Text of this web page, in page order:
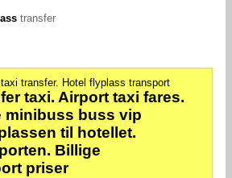
transfer
transfer. Hotel flyplass transport
taxi. Airport taxi fares.
minibuss buss vip
til hotellet.
Billige
priser